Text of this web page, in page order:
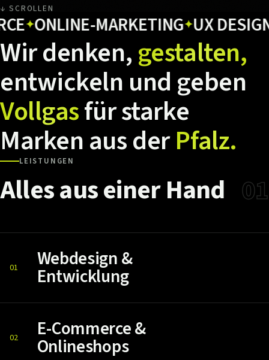
↓ SCROLLEN
ONLINE-MARKETING✦ UX DESIGN✦
Wirdenken,gestalten,
entwickeln und geben
Vollgasfürstarke
MarkenausderPfalz.
LEISTUNGEN
AllesauseinerHand 01
01 Webdesign &
Entwicklung
02 E-Commerce &
Onlineshops